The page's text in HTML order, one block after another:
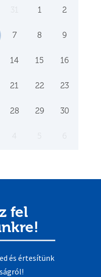
1 2
7 8 9
14 15 16
21 22 23
28 29 30
fel
és értesítünk